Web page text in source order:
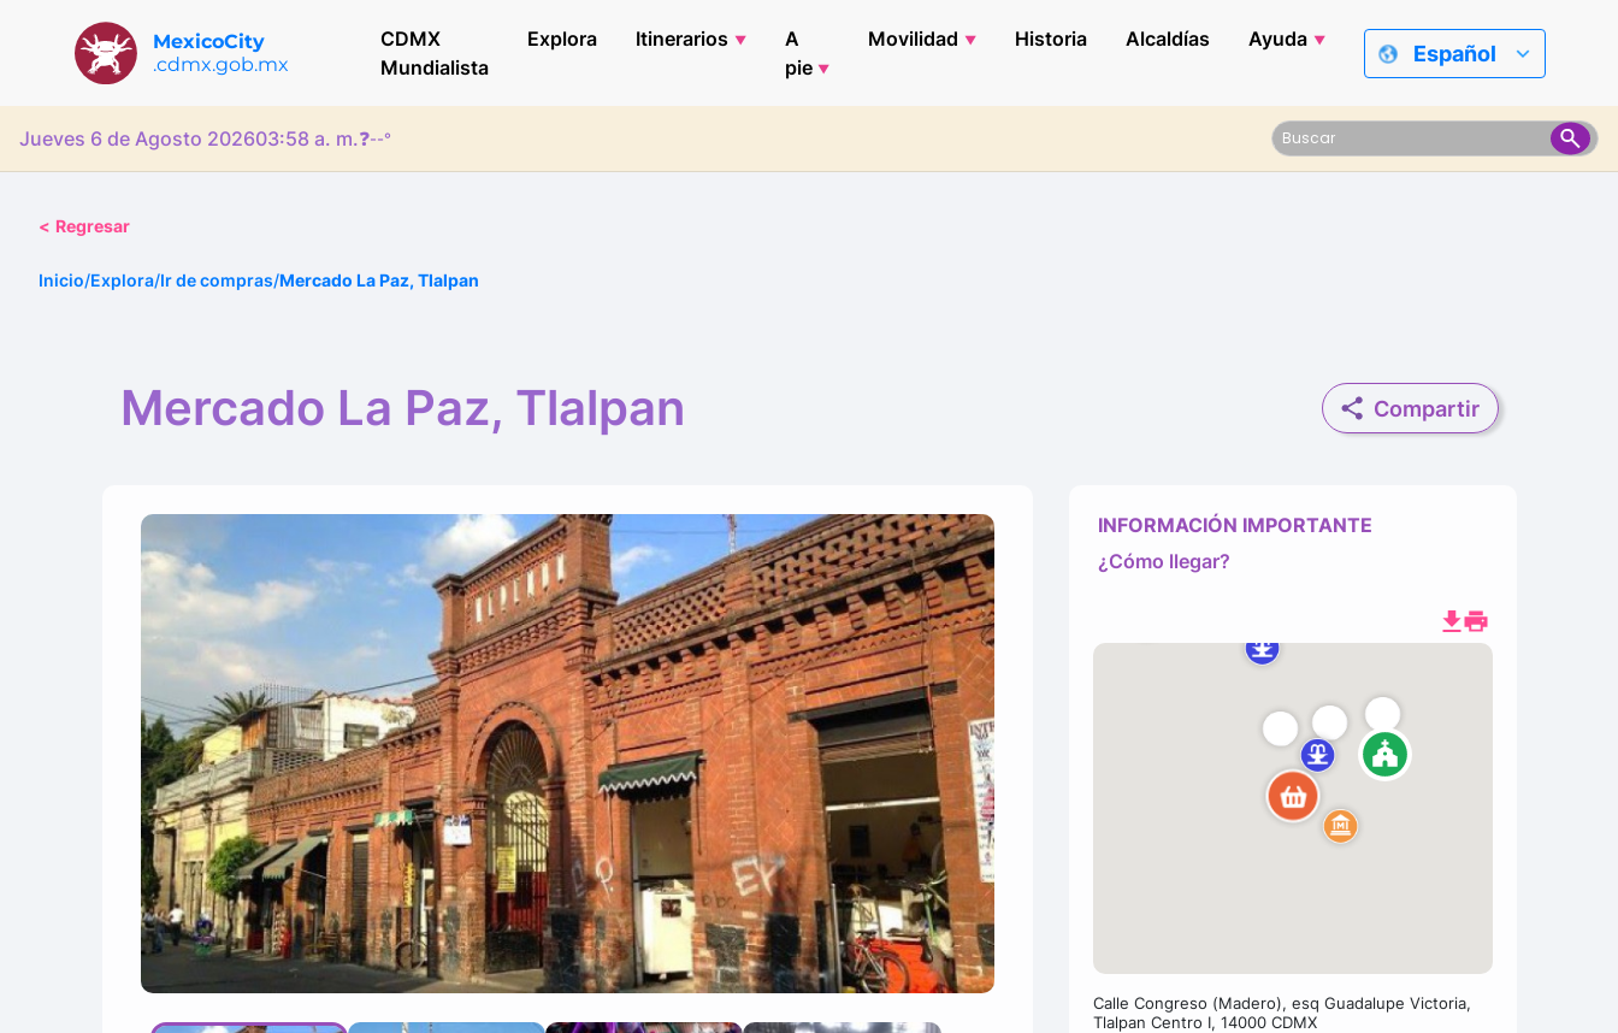
MexicoCity
.cdmx.gob.mx
CDMX
Mundialista
Explora Itinerarios
A
pie
Movilidad Historia Alcaldías Ayuda
Español
Jueves 6 de Agosto 202603:58 a. m.❓--°
< Regresar
Inicio/Explora/Ir de compras/Mercado La Paz, Tlalpan
Mercado La Paz, Tlalpan Compartir
INFORMACIÓN IMPORTANTE
¿Cómo llegar?
Calle Congreso (Madero), esq Guadalupe Victoria,
Tlalpan Centro I, 14000 CDMX